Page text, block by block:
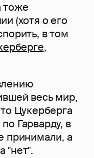
тоже
(хотя о его
в том
,
весь мир,
Цукерберга
Гарварду, в
принимали, а
"нет".